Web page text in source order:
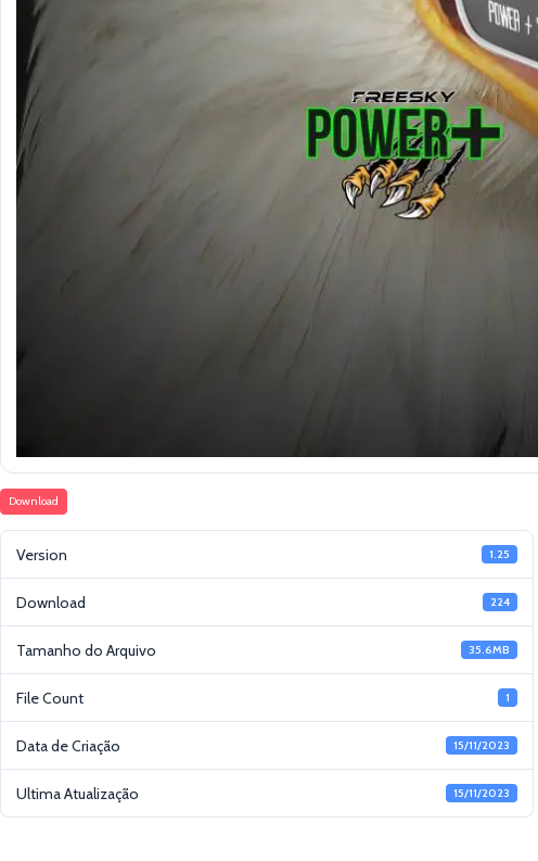
Download
Version 1.25
Download 224
Tamanho do Arquivo 35.6MB
File Count 1
Data de Criação 15/11/2023
Ultima Atualização 15/11/2023